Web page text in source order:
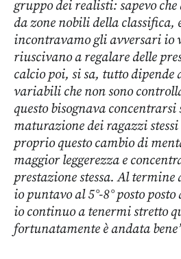
gruppo dei realisti: sapevo che
da zone nobili della classifica,
incontravamo gli avversari io
riuscivano a regalare delle
calcio poi, si sa, tutto dipende
variabili che non sono
questo bisognava
maturazione dei ragazzi stessi
proprio questo cambio di
maggior leggerezza e
prestazione stessa. Al termine
io puntavo al 5°-8° posto
io continuo a tenermi stretto
fortunatamente è andata